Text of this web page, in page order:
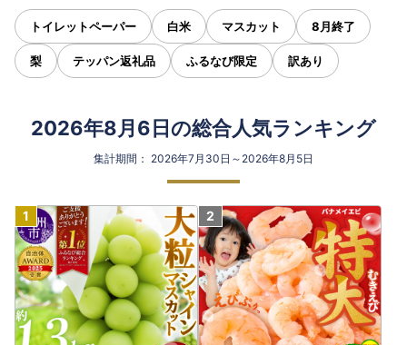
トイレットペーパー 白米 マスカット 8月終了
梨 テッパン返礼品 ふるなび限定 訳あり
2026年8月6日の総合人気ランキング
集計期間： 2026年7月30日～2026年8月5日